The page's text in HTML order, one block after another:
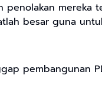
penolakan
besar guna
pembangunan